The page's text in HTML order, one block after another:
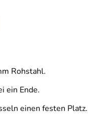
Rohstahl.
ein Ende.
einen festen Platz.